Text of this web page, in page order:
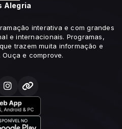
Alegria
interativa e com grandes
e internacionais. Programas,
trazem muita informação e
e comprove.